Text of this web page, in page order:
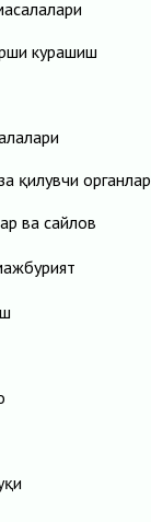
курашиш
қилувчи органлар
ва сайлов